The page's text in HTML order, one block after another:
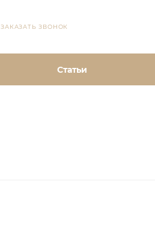
ЗАКАЗАТЬ ЗВОНОК
Статьи